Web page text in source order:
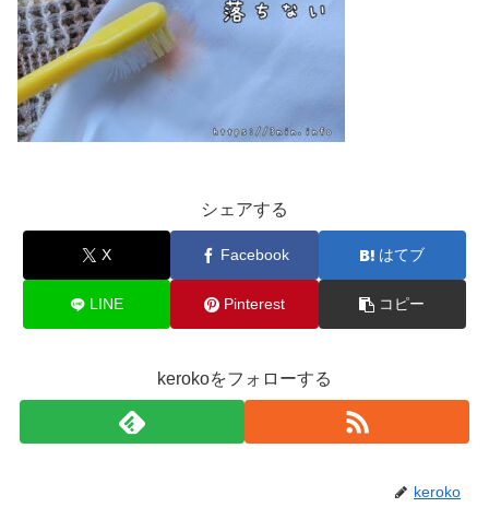
シェアする
X Facebook はてブ
LINE Pinterest コピー
kerokoをフォローする
keroko